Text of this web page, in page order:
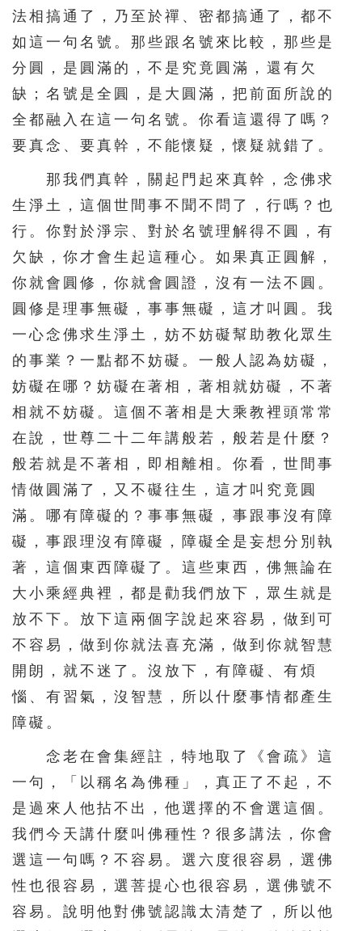
241 242 243 244 245
246 247 248 249 250
256 257 258 259 260
261 262 263 264 265
266 267 268 269 270
271 272 273 274 275
276 277 278 279 280
281 282 283 284 285
291 292 293 294 295
296 297 298 299 300
301 302 303 304 305
306 307 308 309 310
316 317 318 319 320
321 322 323 324 325
326 327 328 329 330
331 332 333 334 335
336 337 338 339 340
346 347 348 349 350
351 352 353 354 355
356
361 362 363 364 365
366 367 368 369 370
371 372 373 374 375
381 382 383 384 385
386 387 388 389 390
法相搞通了，乃至於禪、密都搞通了，都不
如這一句名號。那些跟名號來比較，那些是
分圓，是圓滿的，不是究竟圓滿，還有欠
缺；名號是全圓，是大圓滿，把前面所說的
全都融入在這一句名號。你看這還得了嗎？
要真念、要真幹，不能懷疑，懷疑就錯了。
那我們真幹，關起門起來真幹，念佛求
生淨土，這個世間事不聞不問了，行嗎？也
行。你對於淨宗、對於名號理解得不圓，有
欠缺，你才會生起這種心。如果真正圓解，
你就會圓修，你就會圓證，沒有一法不圓。
圓修是理事無礙，事事無礙，這才叫圓。我
一心念佛求生淨土，妨不妨礙幫助教化眾生
的事業？一點都不妨礙。一般人認為妨礙，
妨礙在哪？妨礙在著相，著相就妨礙，不著
相就不妨礙。這個不著相是大乘教裡頭常常
在說，世尊二十二年講般若，般若是什麼？
般若就是不著相，即相離相。你看，世間事
情做圓滿了，又不礙往生，這才叫究竟圓
滿。哪有障礙的？事事無礙，事跟事沒有障
礙，事跟理沒有障礙，障礙全是妄想分別執
著，這個東西障礙了。這些東西，佛無論在
大小乘經典裡，都是勸我們放下，眾生就是
放不下。放下這兩個字說起來容易，做到可
不容易，做到你就法喜充滿，做到你就智慧
開朗，就不迷了。沒放下，有障礙、有煩
惱、有習氣，沒智慧，所以什麼事情都產生
障礙。
念老在會集經註，特地取了《會疏》這
一句，「以稱名為佛種」，真正了不起，不
是過來人他拈不出，他選擇的不會選這個。
我們今天講什麼叫佛種性？很多講法，你會
選這一句嗎？不容易。選六度很容易，選佛
性也很容易，選菩提心也很容易，選佛號不
容易。說明他對佛號認識太清楚了，所以他